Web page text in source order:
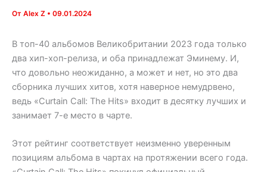
От Alex Z • 09.01.2024
В топ-40 альбомов Великобритании 2023 года только
два хип-хоп-релиза, и оба принадлежат Эминему. И,
что довольно неожиданно, а может и нет, но это два
сборника лучших хитов, хотя наверное немудрвено,
ведь «Curtain Call: The Hits» входит в десятку лучших и
занимает 7-е место в чарте.
Этот рейтинг соответствует неизменно уверенным
позициям альбома в чартах на протяжении всего года.